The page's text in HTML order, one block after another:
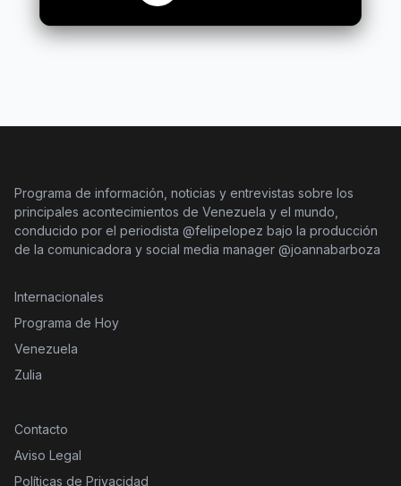
Programa de información, noticias y entrevistas sobre los
principales acontecimientos de Venezuela y el mundo,
conducido por el periodista @felipelopez bajo la producción
de la comunicadora y social media manager @joannabarboza
Internacionales
Programa de Hoy
Venezuela
Zulia
Contacto
Aviso Legal
Políticas de Privacidad